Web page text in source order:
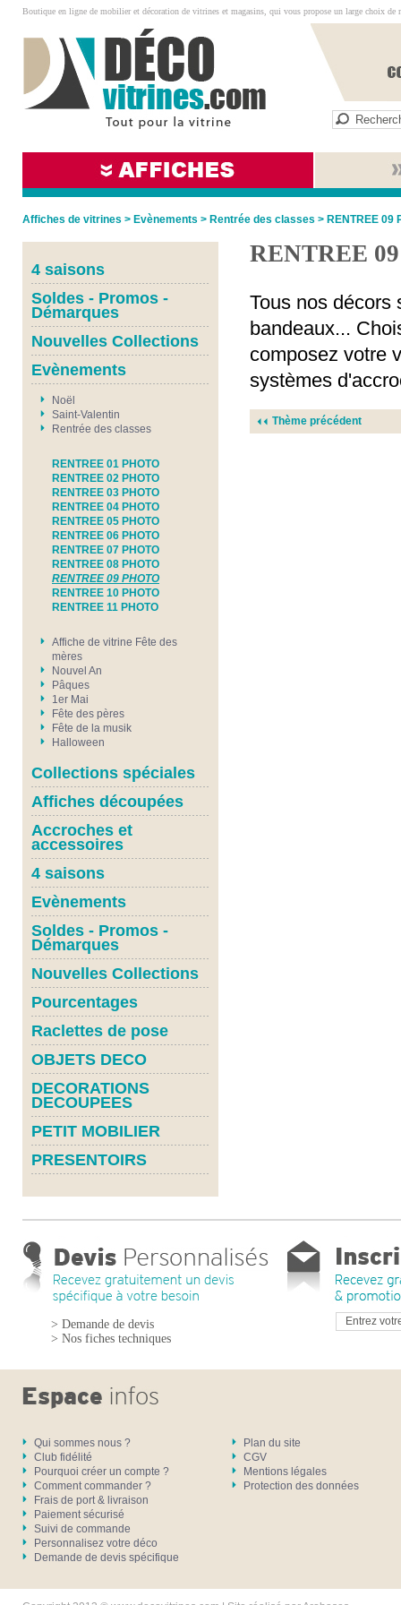
Boutique en ligne de mobilier et décoration de vitrines et magasins, qui vous propose un large choix de
Affiches de vitrines > Evènements > Rentrée des classes > RENTREE 09
4 saisons
Soldes - Promos -
Démarques
Nouvelles Collections
Evènements
Noël
Saint-Valentin
Rentrée des classes
RENTREE 01 PHOTO
RENTREE 02 PHOTO
RENTREE 03 PHOTO
RENTREE 04 PHOTO
RENTREE 05 PHOTO
RENTREE 06 PHOTO
RENTREE 07 PHOTO
RENTREE 08 PHOTO
RENTREE 09 PHOTO
RENTREE 10 PHOTO
RENTREE 11 PHOTO
Affiche de vitrine Fête des
mères
Nouvel An
Pâques
1er Mai
Fête des pères
Fête de la musik
Halloween
Collections spéciales
Affiches découpées
Accroches et
accessoires
4 saisons
Evènements
Soldes - Promos -
Démarques
Nouvelles Collections
Pourcentages
Raclettes de pose
OBJETS DECO
DECORATIONS
DECOUPEES
PETIT MOBILIER
PRESENTOIRS
RENTREE
Tous nos décors
bandeaux...
composez votre
systèmes
Thème précédent
> Demande de devis
> Nos fiches techniques
Qui sommes nous ?
Club fidélité
Pourquoi créer un compte ?
Comment commander ?
Frais de port & livraison
Paiement sécurisé
Suivi de commande
Personnalisez votre déco
Demande de devis spécifique
Plan du site
CGV
Mentions légales
Protection des données